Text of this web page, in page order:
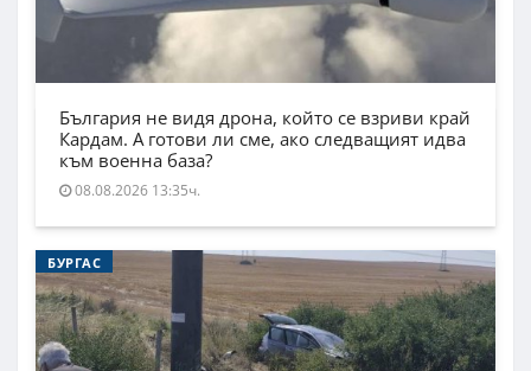
България не видя дрона, който се взриви край
Кардам. А готови ли сме, ако следващият идва
към военна база?
08.08.2026 13:35ч.
БУРГАС